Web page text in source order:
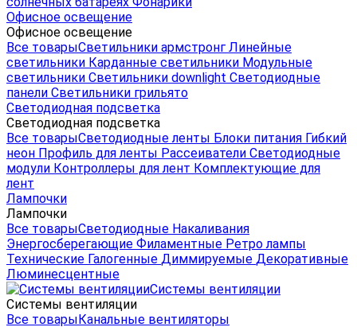
Офисное освещение
Офисное освещение
Все товарыСветильники армстронг Линейные
светильники Карданные светильники Модульные
светильники Светильники downlight Светодиодные
панели Светильники грильято
Светодиодная подсветка
Светодиодная подсветка
Все товарыСветодиодные ленты Блоки питания Гибкий
неон Профиль для ленты Рассеиватели Светодиодные
модули Контроллеры для лент Комплектующие для
лент
Лампочки
Лампочки
Все товарыСветодиодные Накаливания
Энергосберегающие Филаментные Ретро лампы
Технические Галогенные Диммируемые Декоративные
Люминесцентные
Системы вентиляции
Системы вентиляции
Все товарыКанальные вентиляторы